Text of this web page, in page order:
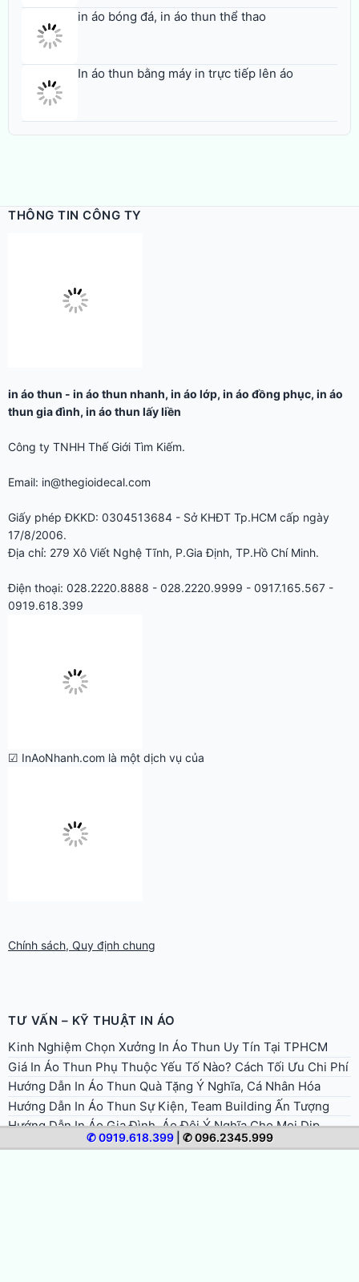
in áo bóng đá, in áo thun thể thao
In áo thun bằng máy in trực tiếp lên áo
THÔNG TIN CÔNG TY
in áo thun in áo thun nhanh, in áo lớp, in áo đồng phục, in áo
thun gia đình, in áo thun lấy liền
Công ty TNHH Thế Giới Tìm Kiếm.
Email: in@thegioidecal.com
Giấy phép ĐKKD: 0304513684 - Sở KHĐT Tp.HCM cấp ngày
17/8/2006.
Địa chỉ: 279 Xô Viết Nghệ Tĩnh, P.Gia Định, TP.Hồ Chí Minh.
Điện thoại: 028.2220.8888 - 028.2220.9999 - 0917.165.567 -
0919.618.399
✆ 0919.618.399| ✆ 096.2345.999
☑ InAoNhanh.com là một dịch vụ của
Chính sách, Quy định chung
TƯ VẤN – KỸ THUẬT IN ÁO
Kinh Nghiệm Chọn Xưởng In Áo Thun Uy Tín Tại TPHCM
Giá In Áo Thun Phụ Thuộc Yếu Tố Nào? Cách Tối Ưu Chi Phí
Hướng Dẫn In Áo Thun Quà Tặng Ý Nghĩa, Cá Nhân Hóa
Hướng Dẫn In Áo Thun Sự Kiện, Team Building Ấn Tượng
Hướng Dẫn In Áo Gia Đình, Áo Đôi Ý Nghĩa Cho Mọi Dịp
Hướng Dẫn In Áo Đồng Phục Doanh Nghiệp Chuyên Nghiệp